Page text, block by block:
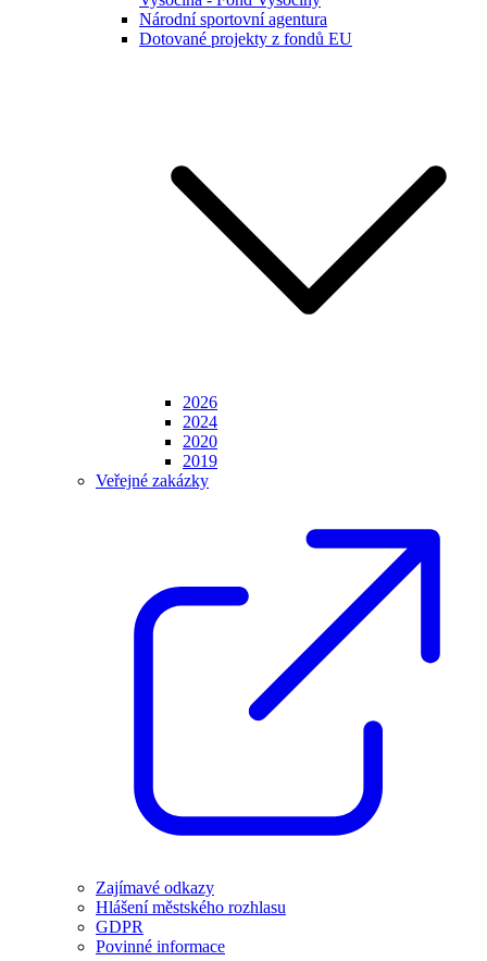
Národní sportovní agentura
Dotované projekty z fondů EU
2026
2024
2020
2019
Veřejné zakázky
Zajímavé odkazy
Hlášení městského rozhlasu
GDPR
Povinné informace